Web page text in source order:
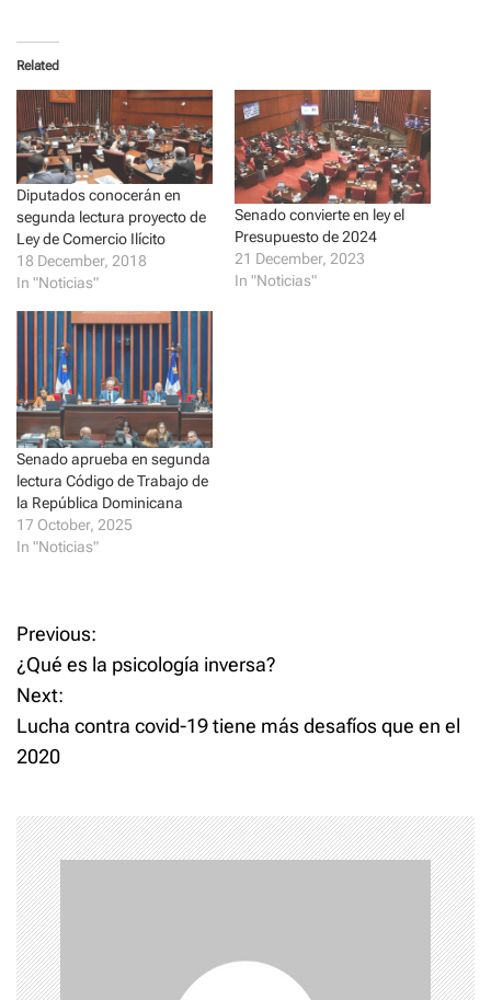
t
o
s
a
r
e
o
n
T
w
i
t
t
e
r
(
O
e
i
n
n
e
w
w
i
n
d
o
w
)
a
r
e
o
n
F
a
c
e
b
o
o
k
p
e
n
n
n
e
w
w
i
n
d
o
w
)
Related
Diputados conocerán en
segunda lectura proyecto de
Ley de Comercio Ilícito
18 December, 2018
In "Noticias"
Senado convierte en ley el
Presupuesto de 2024
21 December, 2023
In "Noticias"
Senado aprueba en segunda
lectura Código de Trabajo de
la República Dominicana
17 October, 2025
In "Noticias"
P
o
s
n
a
v
i
Previous:
¿Qué es la psicología inversa?
Next:
Lucha contra covid-19 tiene más desafíos que en el
2020